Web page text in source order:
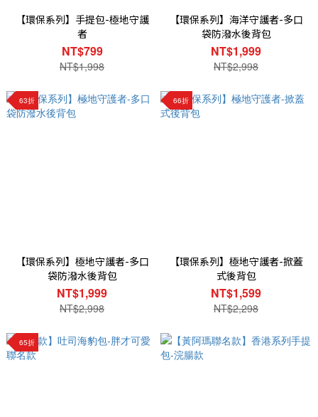
【環保系列】手提包-極地守護
者
NT$799
NT$1,998
【環保系列】海洋守護者-多口
袋防潑水後背包
NT$1,999
NT$2,998
63折
【環保系列】極地守護者-多口
袋防潑水後背包
NT$1,999
NT$2,998
66折
【環保系列】極地守護者-掀蓋
式後背包
NT$1,599
NT$2,298
65折